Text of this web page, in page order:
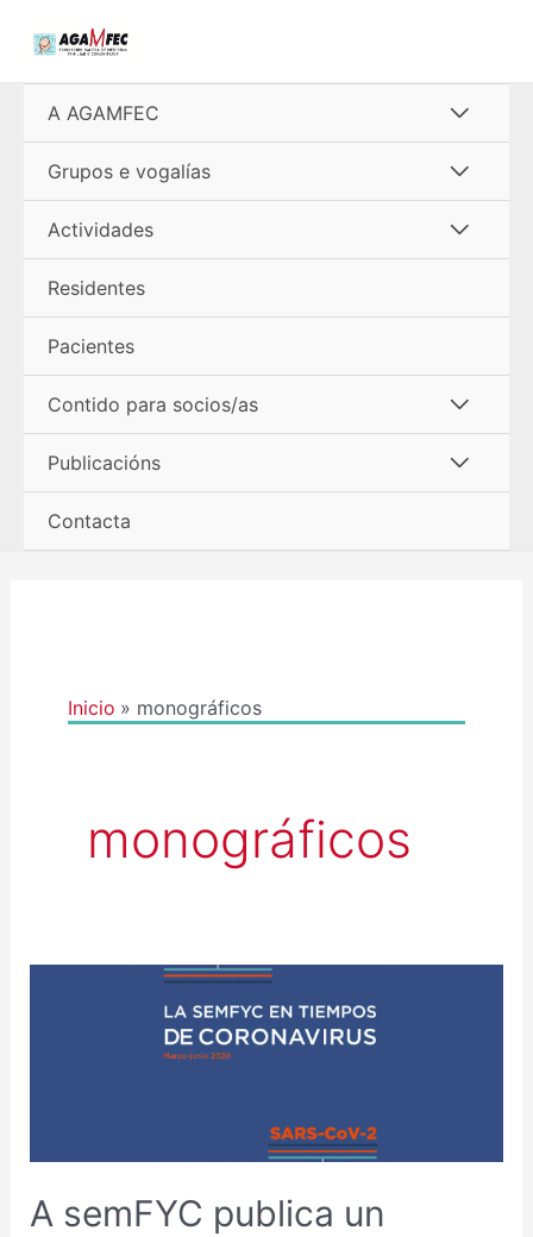
A AGAMFEC
menú
Grupos e vogalías
menú
Actividades
Residentes
Pacientes
Contido para socios/as
menú
Publicacións
Contacta
Inicio monográficos
monográficos
A semFYC publica un
A
SEMFYC
PUBLICA
UN
TODO
MATERIAL